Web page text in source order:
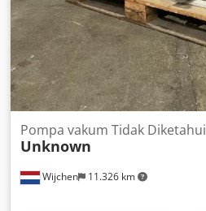
Wijchen 11.326 km
Pompa vakum Tidak Diketahui
Unknown